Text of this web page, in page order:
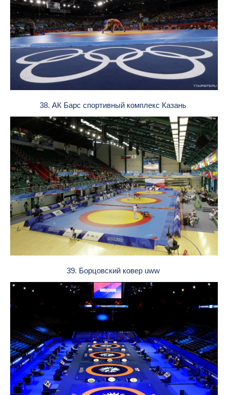
38. АК Барс спортивный комплекс Казань
39. Борцовский ковер uww